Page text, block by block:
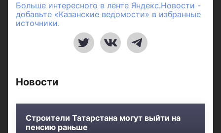
Больше интересного в ленте Яндекс.Новости -
добавьте «Казанские ведомости» в избранные
источники.
Новости
Строители Татарстана могут выйти на
пенсию раньше